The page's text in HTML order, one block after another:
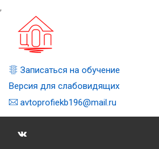
,
Записаться на обучение
Версия для слабовидящих
avtoprofiekb196@mail.ru